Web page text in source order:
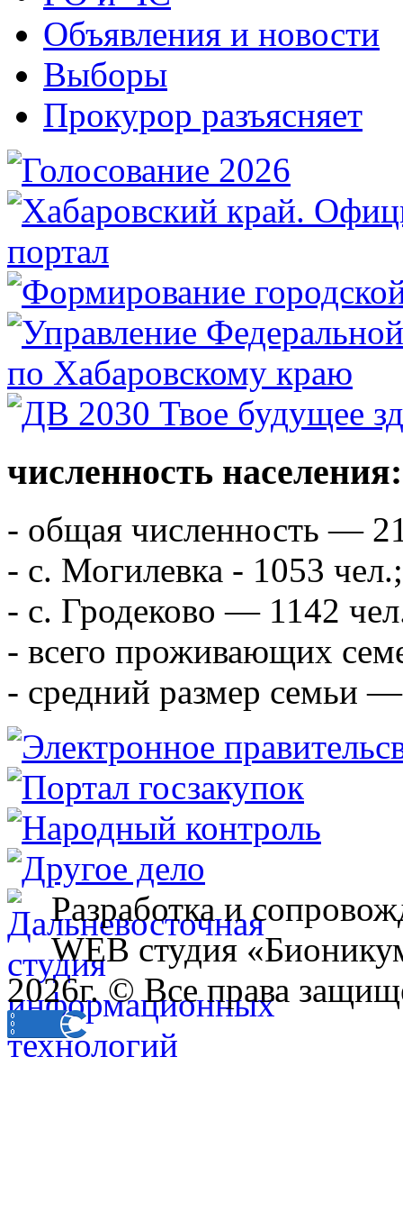
Объявления и новости
Выборы
Прокурор разъясняет
численность населения:
- общая численность —
- с. Могилевка - 1053 чел.;
- с. Гродеково — 1142
- всего проживающих
- средний размер семьи
Разработка и
WEB студия
2026г. © Все права